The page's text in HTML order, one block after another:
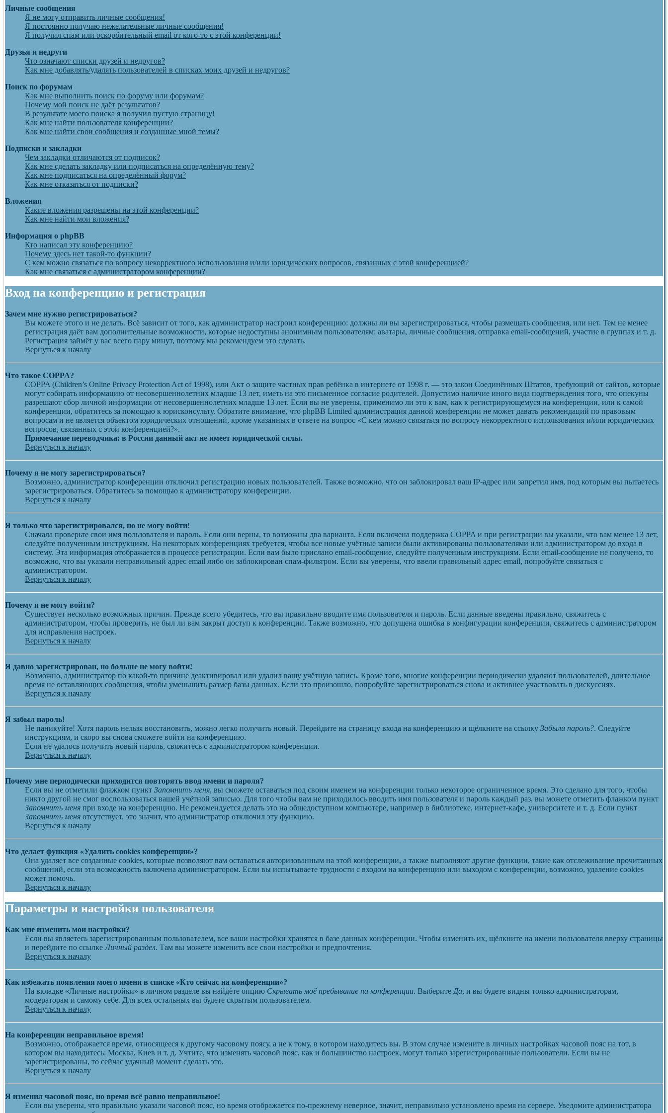
Личные сообщения
Я не могу отправить личные сообщения!
Я постоянно получаю нежелательные личные сообщения!
Я получил спам или оскорбительный email от кого-то с этой конференции!
Друзья и недруги
Что означают списки друзей и недругов?
Как мне добавлять/удалять пользователей в списках моих друзей и недругов?
Поиск по форумам
Как мне выполнить поиск по форуму или форумам?
Почему мой поиск не даёт результатов?
В результате моего поиска я получил пустую страницу!
Как мне найти пользователя конференции?
Как мне найти свои сообщения и созданные мной темы?
Подписки и закладки
Чем закладки отличаются от подписок?
Как мне сделать закладку или подписаться на определённую тему?
Как мне подписаться на определённый форум?
Как мне отказаться от подписки?
Вложения
Какие вложения разрешены на этой конференции?
Как мне найти мои вложения?
Информация о phpBB
Кто написал эту конференцию?
Почему здесь нет такой-то функции?
С кем можно связаться по вопросу некорректного использования и/или юридических вопросов, связанных с этой конференцией?
Как мне связаться с администратором конференции?
Вход на конференцию и регистрация
Зачем мне нужно регистрироваться?
Вы можете этого и не делать. Всё зависит от того, как администратор настроил конференцию: должны ли вы зарегистрироваться, чтобы размещать сообщения, или нет. Тем не менее
регистрация даёт вам дополнительные возможности, которые недоступны анонимным пользователям: аватары, личные сообщения, отправка email-сообщений, участие в группах и т. д.
Регистрация займёт у вас всего пару минут, поэтому мы рекомендуем это сделать.
Вернуться к началу
Что такое COPPA?
COPPA (Children’s Online Privacy Protection Act of 1998), или Акт о защите частных прав ребёнка в интернете от 1998 г. — это закон Соединённых Штатов, требующий от сайтов, которые
могут собирать информацию от несовершеннолетних младше 13 лет, иметь на это письменное согласие родителей. Допустимо наличие иного вида подтверждения того, что опекуны
разрешают сбор личной информации от несовершеннолетних младше 13 лет. Если вы не уверены, применимо ли это к вам, как к регистрирующемуся на конференции, или к самой
конференции, обратитесь за помощью к юрисконсульту. Обратите внимание, что phpBB Limited администрация данной конференции не может давать рекомендаций по правовым
вопросам и не является объектом юридических отношений, кроме указанных в ответе на вопрос «С кем можно связаться по вопросу некорректного использования и/или юридических
вопросов, связанных с этой конференцией?».
Примечание переводчика: в России данный акт не имеет юридической силы.
Вернуться к началу
Почему я не могу зарегистрироваться?
Возможно, администратор конференции отключил регистрацию новых пользователей. Также возможно, что он заблокировал ваш IP-адрес или запретил имя, под которым вы пытаетесь
зарегистрироваться. Обратитесь за помощью к администратору конференции.
Вернуться к началу
Я только что зарегистрировался, но не могу войти!
Сначала проверьте свои имя пользователя и пароль. Если они верны, то возможны два варианта. Если включена поддержка COPPA и при регистрации вы указали, что вам менее 13 лет,
следуйте полученным инструкциям. На некоторых конференциях требуется, чтобы все новые учётные записи были активированы пользователями или администратором до входа в
систему. Эта информация отображается в процессе регистрации. Если вам было прислано email-сообщение, следуйте полученным инструкциям. Если email-сообщение не получено, то
возможно, что вы указали неправильный адрес email либо он заблокирован спам-фильтром. Если вы уверены, что ввели правильный адрес email, попробуйте связаться с
администратором.
Вернуться к началу
Почему я не могу войти?
Существует несколько возможных причин. Прежде всего убедитесь, что вы правильно вводите имя пользователя и пароль. Если данные введены правильно, свяжитесь с
администратором, чтобы проверить, не был ли вам закрыт доступ к конференции. Также возможно, что допущена ошибка в конфигурации конференции, свяжитесь с администратором
для исправления настроек.
Вернуться к началу
Я давно зарегистрирован, но больше не могу войти!
Возможно, администратор по какой-то причине деактивировал или удалил вашу учётную запись. Кроме того, многие конференции периодически удаляют пользователей, длительное
время не оставляющих сообщения, чтобы уменьшить размер базы данных. Если это произошло, попробуйте зарегистрироваться снова и активнее участвовать в дискуссиях.
Вернуться к началу
Я забыл пароль!
Не паникуйте! Хотя пароль нельзя восстановить, можно легко получить новый. Перейдите на страницу входа на конференцию и щёлкните на ссылку Забыли пароль?. Следуйте
инструкциям, и скоро вы снова сможете войти на конференцию.
Если не удалось получить новый пароль, свяжитесь с администратором конференции.
Вернуться к началу
Почему мне периодически приходится повторять ввод имени и пароля?
Если вы не отметили флажком пункт Запомнить меня, вы сможете оставаться под своим именем на конференции только некоторое ограниченное время. Это сделано для того, чтобы
никто другой не смог воспользоваться вашей учётной записью. Для того чтобы вам не приходилось вводить имя пользователя и пароль каждый раз, вы можете отметить флажком пункт
Запомнить меня при входе на конференцию. Не рекомендуется делать это на общедоступном компьютере, например в библиотеке, интернет-кафе, университете и т. д. Если пункт
Запомнить меня отсутствует, это значит, что администратор отключил эту функцию.
Вернуться к началу
Что делает функция «Удалить cookies конференции»?
Она удаляет все созданные cookies, которые позволяют вам оставаться авторизованным на этой конференции, а также выполняют другие функции, такие как отслеживание прочитанных
сообщений, если эта возможность включена администратором. Если вы испытываете трудности с входом на конференцию или выходом с конференции, возможно, удаление cookies
может помочь.
Вернуться к началу
Параметры и настройки пользователя
Как мне изменить мои настройки?
Если вы являетесь зарегистрированным пользователем, все ваши настройки хранятся в базе данных конференции. Чтобы изменить их, щёлкните на имени пользователя вверху страницы
и перейдите по ссылкеЛичный раздел. Там вы можете изменить все свои настройки и предпочтения.
Вернуться к началу
Как избежать появления моего имени в списке «Кто сейчас на конференции»?
На вкладке «Личные настройки» в личном разделе вы найдёте опцию Скрывать моё пребывание на конференции. Выберите Да, и вы будете видны только администраторам,
модераторам и самому себе. Для всех остальных вы будете скрытым пользователем.
Вернуться к началу
На конференции неправильное время!
Возможно, отображается время, относящееся к другому часовому поясу, а не к тому, в котором находитесь вы. В этом случае измените в личных настройках часовой пояс на тот, в
котором вы находитесь: Москва, Киев и т. д. Учтите, что изменять часовой пояс, как и большинство настроек, могут только зарегистрированные пользователи. Если вы не
зарегистрированы, то сейчас удачный момент сделать это.
Вернуться к началу
Я изменил часовой пояс, но время всё равно неправильное!
Если вы уверены, что правильно указали часовой пояс, но время отображается по-прежнему неверное, значит, неправильно установлено время на сервере. Уведомите администратора